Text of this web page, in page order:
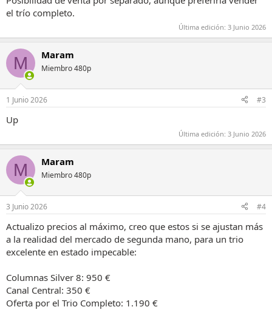
el trío completo.
Última edición: 3 Junio 2026
M Maram
Miembro 480p
1 Junio 2026 #3
Up
Última edición: 3 Junio 2026
M Maram
Miembro 480p
3 Junio 2026 #4
Actualizo precios al máximo, creo que estos si se ajustan más
a la realidad del mercado de segunda mano, para un trio
excelente en estado impecable:
Columnas Silver 8: 950 €
Canal Central: 350 €
Oferta por el Trio Completo: 1.190 €